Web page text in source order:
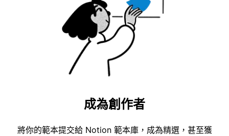
成為創作者
將你的範本提交給 Notion 範本庫，成為精選，甚至獲